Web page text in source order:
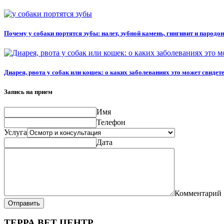
Почему у собаки портятся зубы: налет, зубной камень, гингивит и
Диарея, рвота у собак или кошек: о каких заболеваниях это может
Запись на прием
Имя
Телефон
Услуга
Дата
Комментарий
Отправить